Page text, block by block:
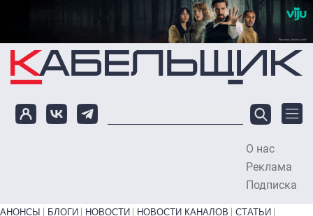
Перейти к основному содержанию
О нас
Реклама
Подписка
Primary links bottom
АНОНСЫ БЛОГИ НОВОСТИ НОВОСТИ КАНАЛОВ
СТАТЬИ